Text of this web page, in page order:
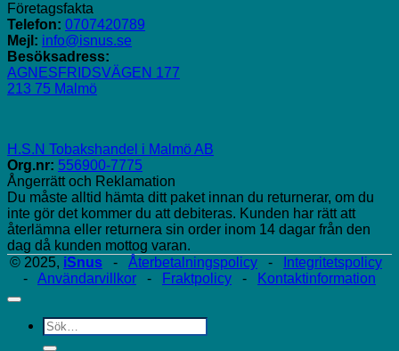
Företagsfakta
Telefon: 0707420789
Mejl: info@isnus.se
Besöksadress:
AGNESFRIDSVÄGEN 177
213 75 Malmö
H.S.N Tobakshandel i Malmö AB
Org.nr: 556900-7775
Ångerrätt och Reklamation
Du måste alltid hämta ditt paket innan du returnerar, om du
inte gör det kommer du att debiteras. Kunden har rätt att
återlämna eller returnera sin order inom 14 dagar från den
dag då kunden mottog varan.
© 2025, iSnus - Återbetalningspolicy -
Integritetspolicy
- Användarvillkor - Fraktpolicy - Kontaktinformation
Sök
efter: